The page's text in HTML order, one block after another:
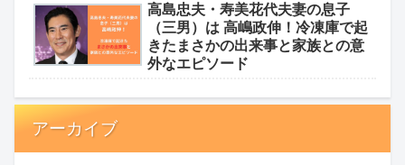
高島忠夫・寿美花代夫妻の息子
（三男）は 高嶋政伸！冷凍庫で起
きたまさかの出来事と家族との意
外なエピソード
アーカイブ